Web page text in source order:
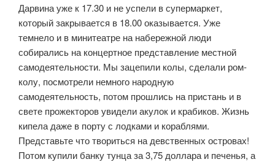
Дарвина уже к 17.30 и не успели в супермаркет,
который закрывается в 18.00 оказывается. Уже
темнело и в минитеатре на набережной люди
собирались на концертное представление местной
самодеятельности. Мы зацепили колы, сделали ром-
колу, посмотрели немного народную
самодеятельность, потом прошлись на пристань и в
свете прожекторов увидели акулок и крабиков. Жизнь
кипела даже в порту с лодками и кораблями.
Представьте что твориться на девственных островах!
Потом купили банку тунца за 3,75 доллара и печенья, а